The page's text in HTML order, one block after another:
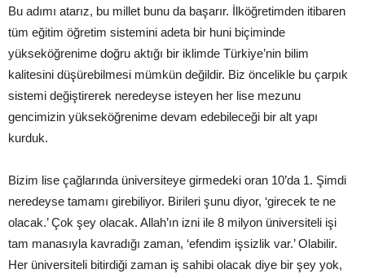
Bu adımı atarız, bu millet bunu da başarır. İlköğretimden itibaren
tüm eğitim öğretim sistemini adeta bir huni biçiminde
yükseköğrenime doğru aktığı bir iklimde Türkiye’nin bilim
kalitesini düşürebilmesi mümkün değildir. Biz öncelikle bu çarpık
sistemi değiştirerek neredeyse isteyen her lise mezunu
gencimizin yükseköğrenime devam edebileceği bir alt yapı
kurduk.
Bizim lise çağlarında üniversiteye girmedeki oran 10’da 1. Şimdi
neredeyse tamamı girebiliyor. Birileri şunu diyor, ‘girecek te ne
olacak.’ Çok şey olacak. Allah’ın izni ile 8 milyon üniversiteli işi
tam manasıyla kavradığı zaman, ‘efendim işsizlik var.’ Olabilir.
Her üniversiteli bitirdiği zaman iş sahibi olacak diye bir şey yok,